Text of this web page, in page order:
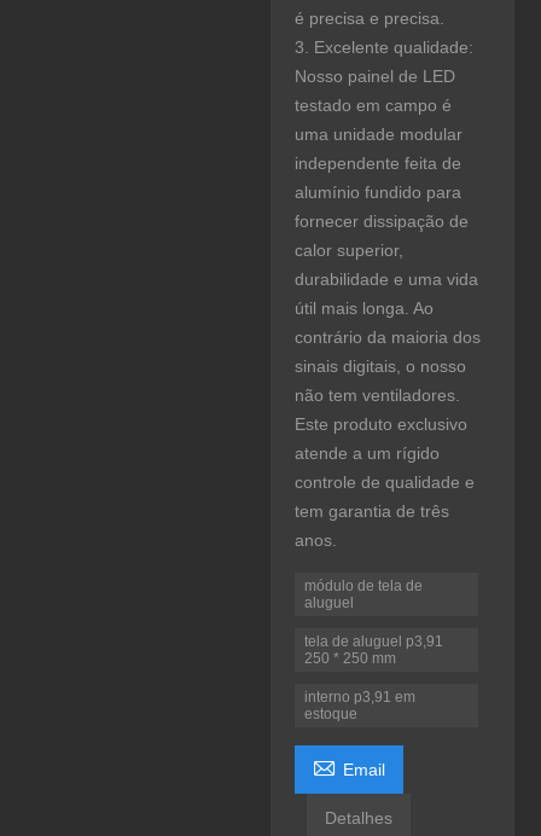
é precisa e precisa.
3. Excelente qualidade:
Nosso painel de LED
testado em campo é
uma unidade modular
independente feita de
alumínio fundido para
fornecer dissipação de
calor superior,
durabilidade e uma vida
útil mais longa. Ao
contrário da maioria dos
sinais digitais, o nosso
não tem ventiladores.
Este produto exclusivo
atende a um rígido
controle de qualidade e
tem garantia de três
anos.
módulo de tela de
aluguel
tela de aluguel p3,91
250 * 250 mm
interno p3,91 em
estoque
 Email
Detalhes